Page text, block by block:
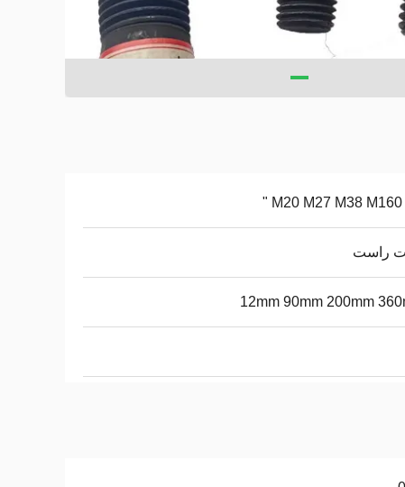
M20 M27 M38 M160
راست
12mm 90mm 200mm